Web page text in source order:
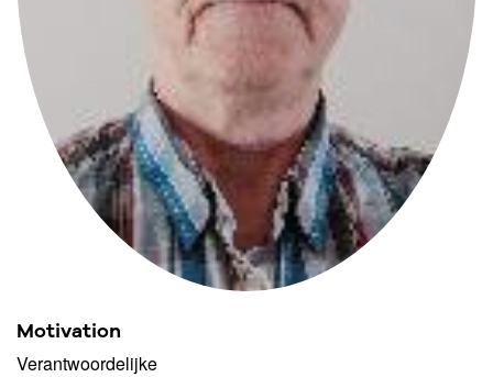
Motivation
Verantwoordelijke